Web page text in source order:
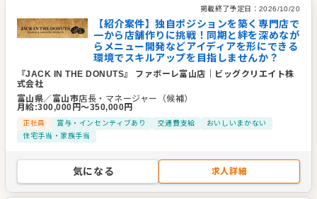
掲載終了予定日： 2026/10/20
【紹介案件】独自ポジションを築く専門店で
一から店舗作りに挑戦！同期と絆を深めなが
らメニュー開発などアイディアを形にできる
環境でスキルアップを目指しませんか？
『JACK IN THE DONUTS』 ファボーレ富山店
ビッグクリエイト株
式会社
富山県／富山市店長・マネージャー（候補）
月給:300,000 円〜350,000円
正社員 賞与・インセンティブあり 交通費支給
おいしいまかない
住宅手当・家族手当
気になる 求人詳細